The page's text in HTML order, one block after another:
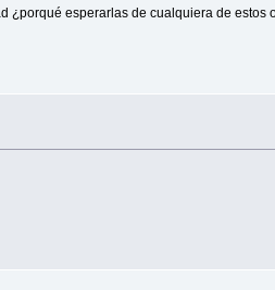
¿porqué esperarlas de cualquiera de estos